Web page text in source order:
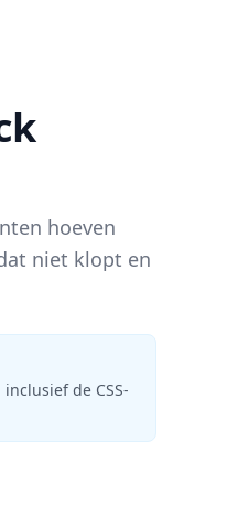
hoeven
niet klopt en
de CSS-